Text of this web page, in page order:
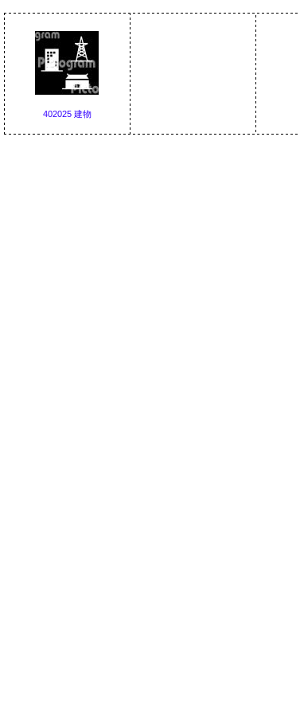
402025 建物